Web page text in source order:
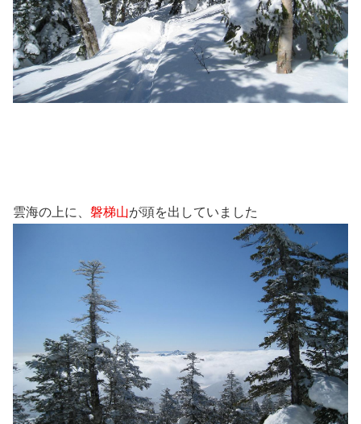
雲海の上に、 磐梯山が頭を出していました